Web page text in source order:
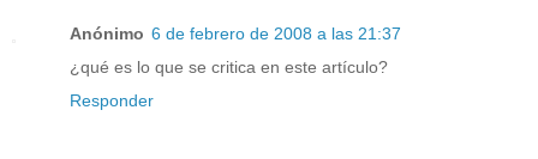
Anónimo 6 de febrero de 2008 a las 21:37
¿qué es lo que se critica en este artículo?
Responder